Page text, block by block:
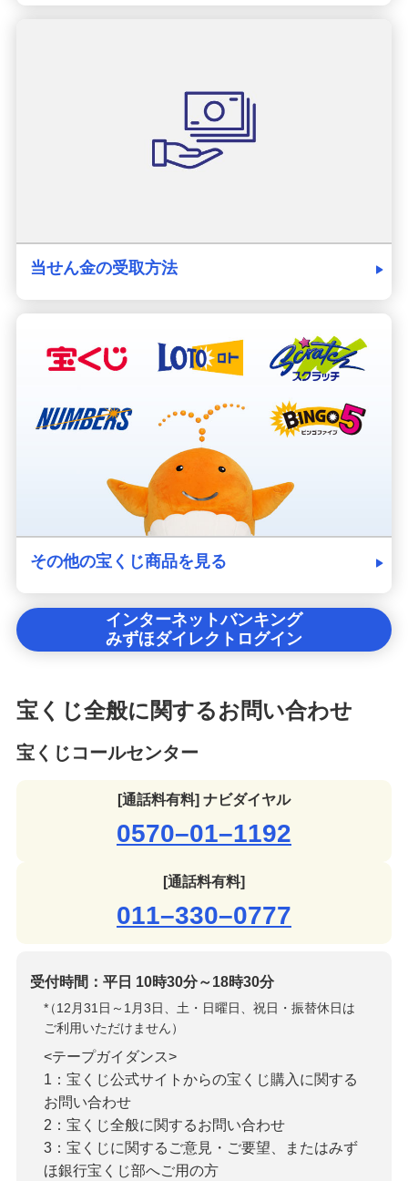
当せん金の受取方法
その他の宝くじ商品を見る
インターネットバンキング
みずほダイレクトログイン
宝くじ全般に関するお問い合わせ
宝くじコールセンター
[通話料有料] ナビダイヤル
0570–01–1192
[通話料有料]
011–330–0777
受付時間：平日 10時30分～18時30分
*
（12月31日～1月3日、土・日曜日、祝日・振替休日は
ご利用いただけません）
<テープガイダンス>
1：宝くじ公式サイトからの宝くじ購入に関する
お問い合わせ
2：宝くじ全般に関するお問い合わせ
3：宝くじに関するご意見・ご要望、またはみず
ほ銀行宝くじ部へご用の方